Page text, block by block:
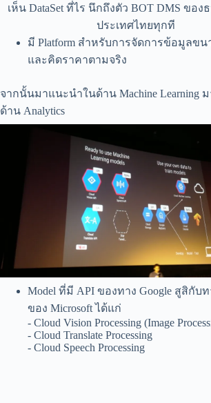
เห็น DataSet ที่ไร นึกถึงตัว BOT DMS ของ
ประเทศไทยทุกที
มี Platform สำหรับการจัดการข้อมูลข
และคิดราคาตามจริง
จากนั้นมาแนะนำในด้าน Machine Learning
ด้าน Analytics
Model ที่มี API ของทาง Google สูสิกับท
ของ Microsoft ได้แก่
- Cloud Vision Processing (Image
- Cloud Translate Processing
- Cloud Speech Processing